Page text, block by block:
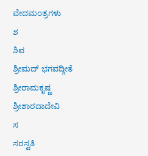
ವೇದಮಂತ್ರಗಳು
ಶ
ಶಿವ
ಶ್ರೀಮದ್ ಭಗವದ್ಗೀತೆ
ಶ್ರೀರಾಮಕೃಷ್ಣ
ಶ್ರೀಶಾರದಾದೇವಿ
ಸ
ಸರಸ್ವತಿ